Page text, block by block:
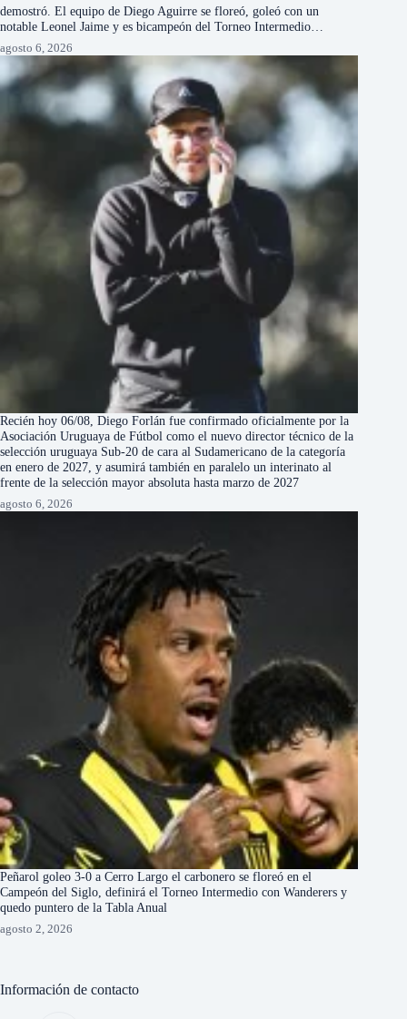
demostró. El equipo de Diego Aguirre se floreó, goleó con un
notable Leonel Jaime y es bicampeón del Torneo Intermedio…
agosto 6, 2026
Recién hoy 06/08, Diego Forlán fue confirmado oficialmente por la
Asociación Uruguaya de Fútbol como el nuevo director técnico de la
selección uruguaya Sub-20 de cara al Sudamericano de la categoría
en enero de 2027, y asumirá también en paralelo un interinato al
frente de la selección mayor absoluta hasta marzo de 2027
agosto 6, 2026
Peñarol goleo 3-0 a Cerro Largo el carbonero se floreó en el
Campeón del Siglo, definirá el Torneo Intermedio con Wanderers y
quedo puntero de la Tabla Anual
agosto 2, 2026
Información de contacto